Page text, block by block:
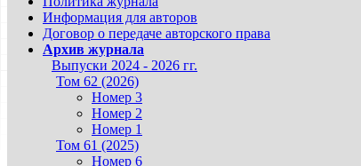
Информация для авторов
Договор о передаче авторского права
Архив журнала
Выпуски 2024 - 2026 гг.
Том 62 (2026)
Номер 3
Номер 2
Номер 1
Том 61 (2025)
Номер 6